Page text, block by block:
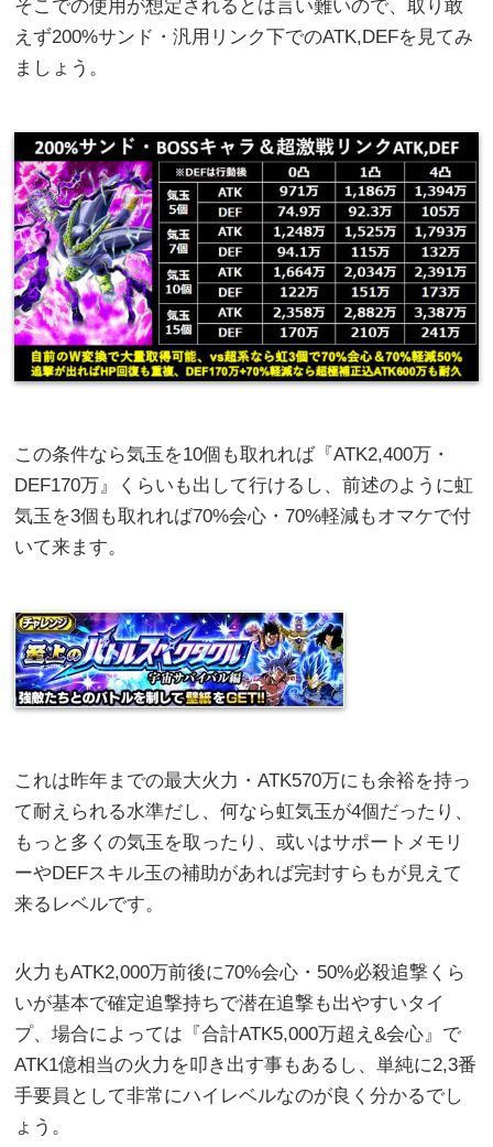
そこでの使用が想定されるとは言い難いので、取り敢
えず200%サンド・汎用リンク下でのATK,DEFを見てみ
ましょう。
この条件なら気玉を10個も取れれば『ATK2,400万・
DEF170万』くらいも出して行けるし、前述のように虹
気玉を3個も取れれば70%会心・70%軽減もオマケで付
いて来ます。
これは昨年までの最大火力・ATK570万にも余裕を持っ
て耐えられる水準だし、何なら虹気玉が4個だったり、
もっと多くの気玉を取ったり、或いはサポートメモリ
ーやDEFスキル玉の補助があれば完封すらもが見えて
来るレベルです。
火力もATK2,000万前後に70%会心・50%必殺追撃くら
いが基本で確定追撃持ちで潜在追撃も出やすいタイ
プ、場合によっては『合計ATK5,000万超え&会心』で
ATK1億相当の火力を叩き出す事もあるし、単純に2,3番
手要員として非常にハイレベルなのが良く分かるでし
ょう。